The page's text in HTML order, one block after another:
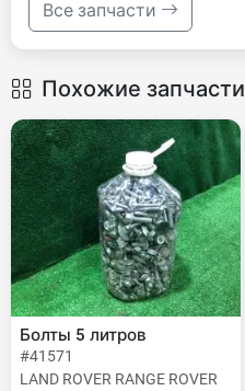
Все запчасти
Похожие запчасти
Болты 5 литров
#41571
LAND ROVER RANGE ROVER